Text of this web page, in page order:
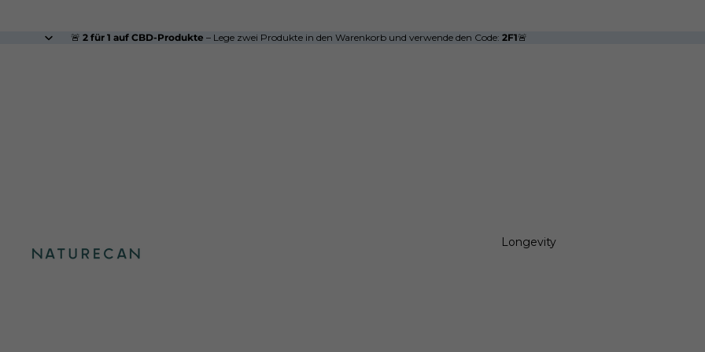
🚨 2 für 1 auf CBD-Produkte – Lege zwei Produkte in den Warenkorb und verwende den Code: 2F1🚨
Longevity